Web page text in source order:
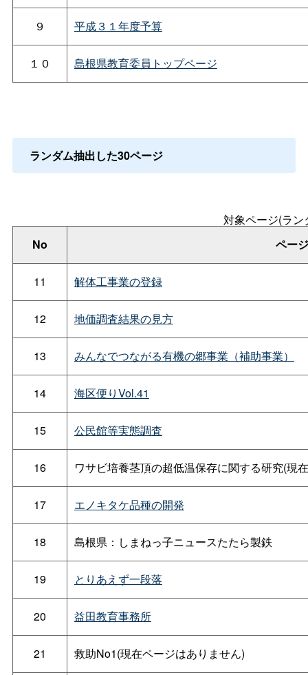
９ 平成３１年度予算
１０ 島根県教育委員トップページ
ランダム抽出した30ページ
対象ページ(ラン
No
ペー
11 解体工事業の登録
12 地価調査結果の見方
13 みんなでつながる有機の郷事業（補助事業）
14 海区便りVol.41
15 公民館等実態調査
16 ワサビ培養茎頂の超低温保存に関する研究(現
17 エノキタケ品種の開発
18 島根県：しまねっ子ニュースたたら製鉄
19 とりあえず一段落
20 益田教育事務所
21 救助No1(現在ページはありません)